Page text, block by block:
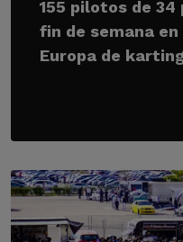
155 pilotos de
fin de semana
Europa de